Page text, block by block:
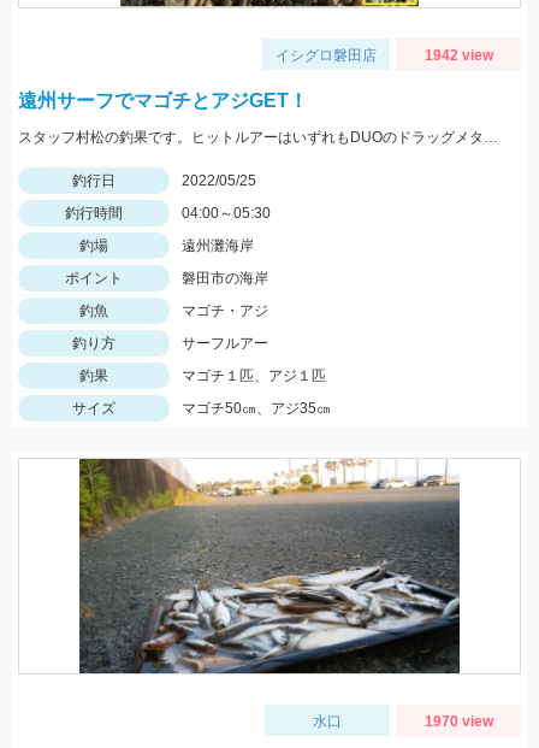
イシグロ磐田店 1942 view
遠州サーフでマゴチとアジGET！
スタッフ村松の釣果です。ヒットルアーはいずれもDUOのドラッグメタルキャストショット30gのイワシカラー！
釣行日
2022/05/25
釣行時間
04:00～05:30
釣場
遠州灘海岸
ポイント
磐田市の海岸
釣魚
マゴチ・アジ
釣り方
サーフルアー
釣果
マゴチ１匹、アジ１匹
サイズ
マゴチ50㎝、アジ35㎝
水口 1970 view